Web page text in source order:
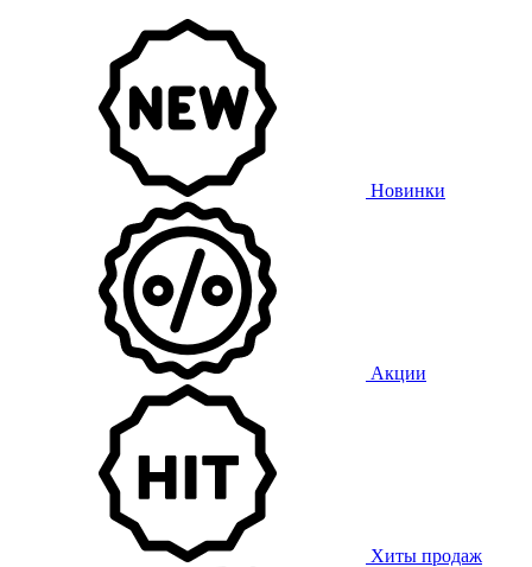
Новинки
Акции
Хиты продаж